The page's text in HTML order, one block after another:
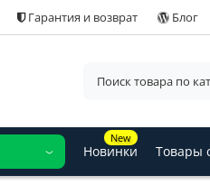
Гарантия и возврат Блог
New
Новинки Товары